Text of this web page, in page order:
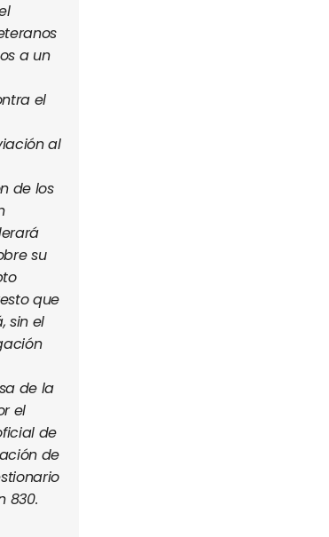
a un
el
al
de los
su
que
sin el
de la
el
de
de
830.